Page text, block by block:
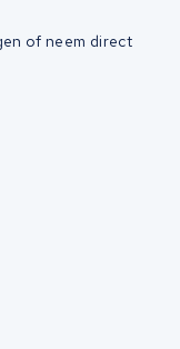
of neem direct